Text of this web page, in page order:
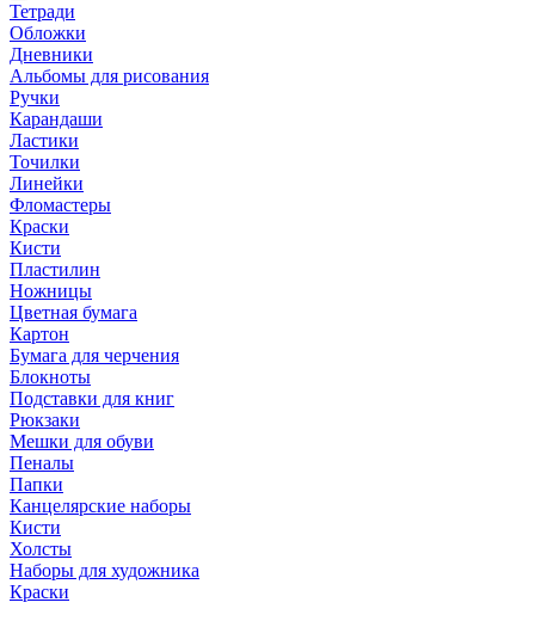
Тетради
Обложки
Дневники
Альбомы для рисования
Ручки
Карандаши
Ластики
Точилки
Линейки
Фломастеры
Краски
Кисти
Пластилин
Ножницы
Цветная бумага
Картон
Бумага для черчения
Блокноты
Подставки для книг
Рюкзаки
Мешки для обуви
Пеналы
Папки
Канцелярские наборы
Кисти
Холсты
Наборы для художника
Краски